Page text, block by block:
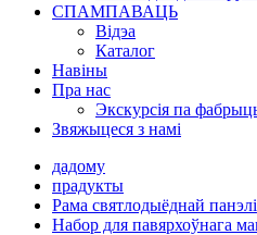
СПАМПАВАЦЬ
Відэа
Каталог
Навіны
Пра нас
Экскурсія па
Звяжыцеся з намі
дадому
прадукты
Рама святлодыёднай панэлі
Набор для павярхоўнага